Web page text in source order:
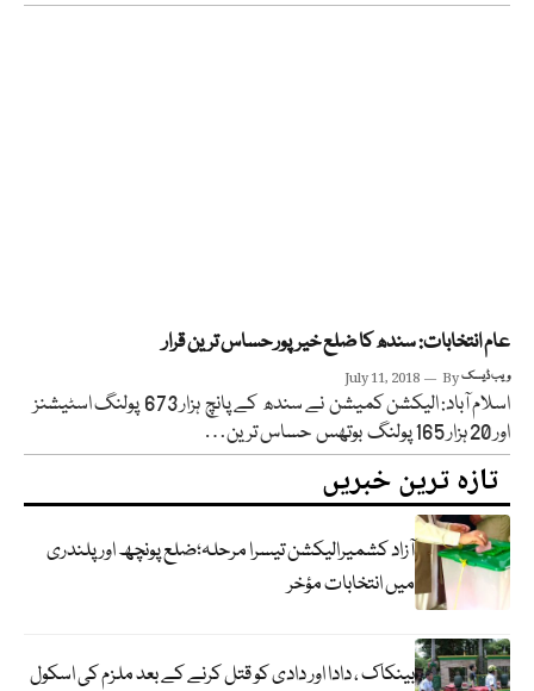
عام انتخابات: سندھ کا ضلع خیرپور حساس ترین قرار
July 11, 2018 Byویب ڈیسک
اسلام آباد: الیکشن کمیشن نے سندھ کے پانچ ہزار 673 پولنگ اسٹیشنز
اور 20 ہزار 165 پولنگ بوتھس حساس ترین…
تازہ ترین خبریں
آزاد کشمیرالیکشن تیسرا مرحلہ؛ضلع پونچھ اور پلندری
میں انتخابات مؤخر
بینکاک ، دادا اور دادی کو قتل کرنے کے بعد ملزم کی اسکول